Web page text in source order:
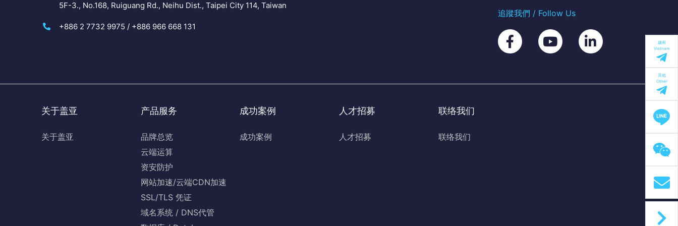
5F-3., No.168, Ruiguang Rd., Neihu Dist., Taipei City 114, Taiwan
+886 2 7732 9975 / +886 966 668 131
追蹤我們 / Follow Us
关于盖亚
关于盖亚
产品服务
品牌总览
云端运算
资安防护
网站加速/云端CDN加速
SSL/TLS 凭证
域名系统 / DNS代管
成功案例
成功案例
人才招募
人才招募
联络我们
联络我们
越南
Vietnam
其他
Other